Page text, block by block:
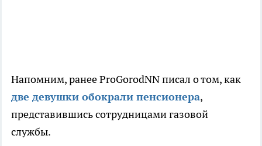
Напомним, ранее ProGorodNN писал о том, как
две девушки обокрали пенсионера,
представившись сотрудницами газовой
службы.